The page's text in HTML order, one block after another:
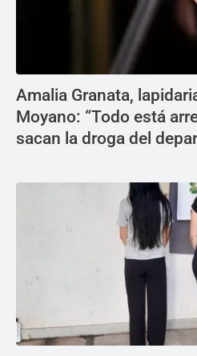
Amalia Granata,
Moyano: “Todo está
sacan la droga del